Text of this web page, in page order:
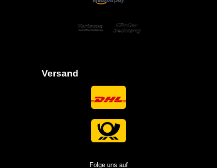
Versand
Folge uns auf